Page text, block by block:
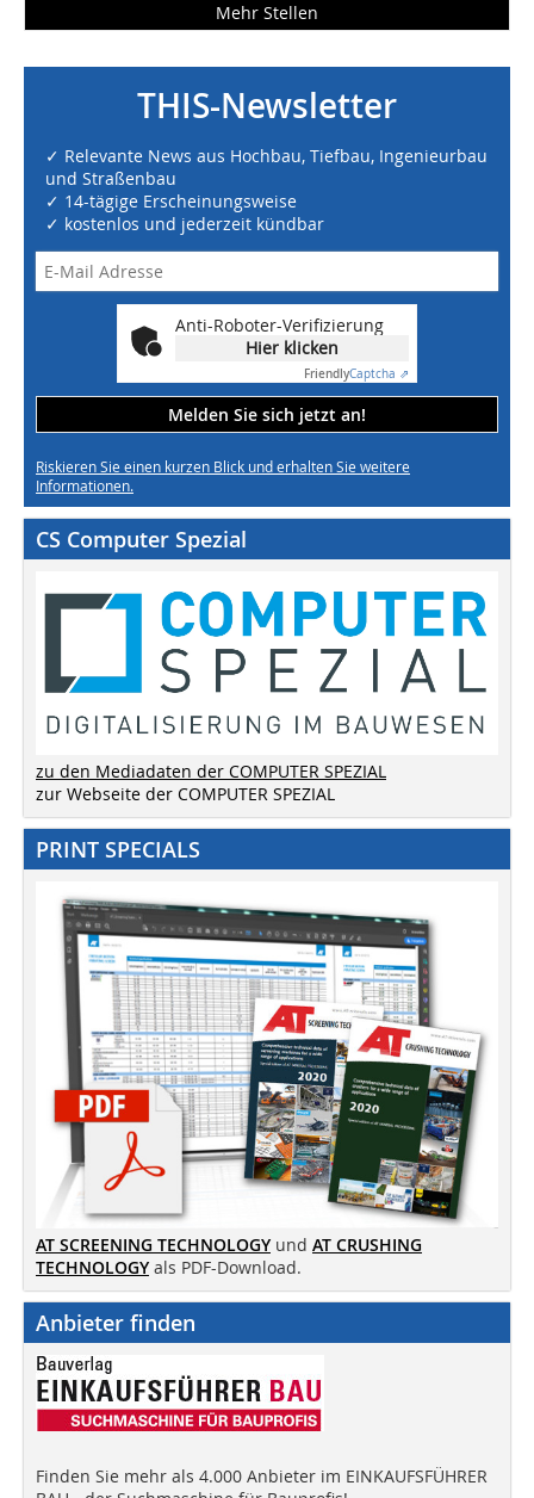
Mehr Stellen
THIS-Newsletter
✓ Relevante News aus Hochbau, Tiefbau, Ingenieurbau
und Straßenbau
✓ 14-tägige Erscheinungsweise
✓ kostenlos und jederzeit kündbar
Anti-Roboter-Verifizierung
Hier klicken
FriendlyCaptcha ⇗
Melden Sie sich jetzt an!
Riskieren Sie einen kurzen Blick und erhalten Sie weitere
Informationen.
CS Computer Spezial
zu den Mediadaten der COMPUTER SPEZIAL
zur Webseite der COMPUTER SPEZIAL
PRINT SPECIALS
AT SCREENING TECHNOLOGY und AT CRUSHING
TECHNOLOGY als PDF-Download.
Anbieter finden
Finden Sie mehr als 4.000 Anbieter im EINKAUFSFÜHRER